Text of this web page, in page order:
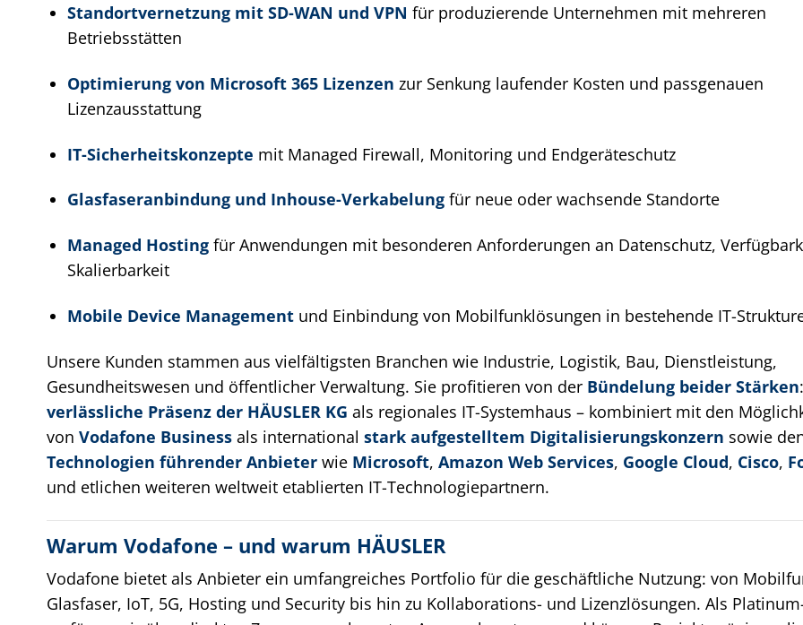
Standortvernetzung mit SD-WAN und VPN für produzierende Unternehmen mit mehreren
Betriebsstätten
Optimierung von Microsoft 365 Lizenzen zur Senkung laufender Kosten und passgenauen
Lizenzausstattung
IT-Sicherheitskonzepte mit Managed Firewall, Monitoring und Endgeräteschutz
Glasfaseranbindung und Inhouse-Verkabelungfür neue oder wachsende Standorte
Managed Hostingfür Anwendungen mit besonderen Anforderungen an Datenschutz,
Skalierbarkeit
Mobile Device Management und Einbindung von Mobilfunklösungen in bestehende IT-
Unsere Kunden stammen aus vielfältigsten Branchen wie Industrie, Logistik, Bau, Dienstleistung,
Gesundheitswesen und öffentlicher Verwaltung. Sie profitieren von der Bündelung beider Stärken
verlässliche Präsenz der HÄUSLER KG als regionales IT-Systemhaus – kombiniert mit den
von Vodafone Business als international stark aufgestelltem Digitalisierungskonzern sowie
Technologien führender Anbieter wie Microsoft, Amazon Web Services, Google Cloud, Cisco,
und etlichen weiteren weltweit etablierten IT-Technologiepartnern.
Warum Vodafone – und warum HÄUSLER
Vodafone bietet als Anbieter ein umfangreiches Portfolio für die geschäftliche Nutzung: von
Glasfaser, IoT, 5G, Hosting und Security bis hin zu Kollaborations- und Lizenzlösungen. Als